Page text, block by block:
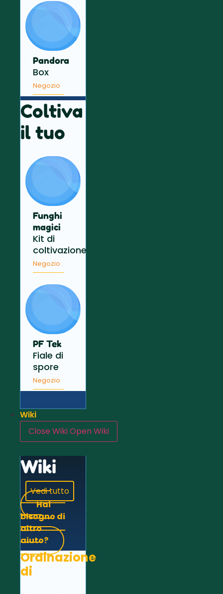
Pandora
Box
Negozio
Coltiva
il tuo
Funghi
magici
Kit di
coltivazione
Negozio
PF Tek
Fiale di
spore
Negozio
Wiki
Close WikiOpen Wiki
Wiki
Vedi tutto
Hai
bisogno di
altro
aiuto?
Ordinazione
di